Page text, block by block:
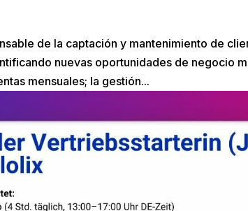
de la captación y mantenimiento de
nuevas oportunidades de negocio
mensuales; la gestión...